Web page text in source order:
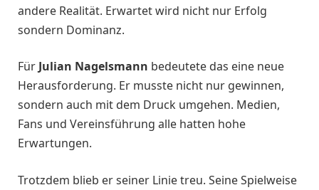
andere Realität. Erwartet wird nicht nur Erfolg
sondern Dominanz.
Für Julian Nagelsmann bedeutete das eine neue
Herausforderung. Er musste nicht nur gewinnen,
sondern auch mit dem Druck umgehen. Medien,
Fans und Vereinsführung alle hatten hohe
Erwartungen.
Trotzdem blieb er seiner Linie treu. Seine Spielweise